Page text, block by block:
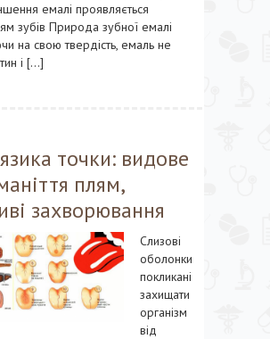
емалі проявляється
зубів Природа зубної емалі
на свою твердість, емаль не
і […]
точки: видове
плям,
захворювання
Слизові
оболонки
покликані
захищати
організм
від